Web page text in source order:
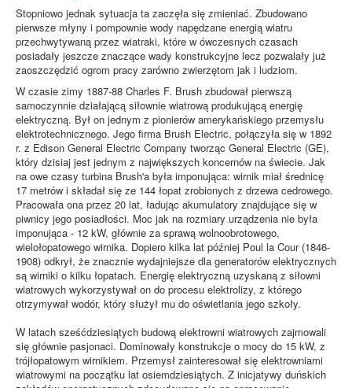
Stopniowo jednak sytuacja ta zaczęła się zmieniać. Zbudowano
pierwsze młyny i pompownie wody napędzane energią wiatru
przechwytywaną przez wiatraki, które w ówczesnych czasach
posiadały jeszcze znaczące wady konstrukcyjne lecz pozwalały już
zaoszczędzić ogrom pracy zarówno zwierzętom jak i ludziom.
W czasie zimy 1887-88 Charles F. Brush zbudował pierwszą
samoczynnie działającą siłownie wiatrową produkującą energię
elektryczną. Był on jednym z pionierów amerykańskiego przemysłu
elektrotechnicznego. Jego firma Brush Electric, połączyła się w 1892
r. z Edison General Electric Company tworząc General Electric (GE),
który dzisiaj jest jednym z największych koncernów na świecie. Jak
na owe czasy turbina Brush'a była imponująca: wirnik miał średnicę
17 metrów i składał się ze 144 łopat zrobionych z drzewa cedrowego.
Pracowała ona przez 20 lat, ładując akumulatory znajdujące się w
piwnicy jego posiadłości. Moc jak na rozmiary urządzenia nie była
imponująca - 12 kW, głównie za sprawą wolnoobrotowego,
wielołopatowego wirnika. Dopiero kilka lat później Poul la Cour (1846-
1908) odkrył, że znacznie wydajniejsze dla generatorów elektrycznych
są wirniki o kilku łopatach. Energię elektryczną uzyskaną z siłowni
wiatrowych wykorzystywał on do procesu elektrolizy, z którego
otrzymywał wodór, który służył mu do oświetlania jego szkoły.
W latach sześćdziesiątych budową elektrowni wiatrowych zajmowali
się głównie pasjonaci. Dominowały konstrukcje o mocy do 15 kW, z
trójłopatowym wirnikiem. Przemysł zainteresował się elektrowniami
wiatrowymi na początku lat osiemdziesiątych. Z inicjatywy duńskich